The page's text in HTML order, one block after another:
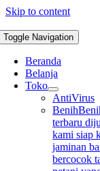
Skip to content
Toggle Navigation
Beranda
Belanja
Toko
AntiVirus
Benih
terbaru
kami siap
jaminan
bercocok